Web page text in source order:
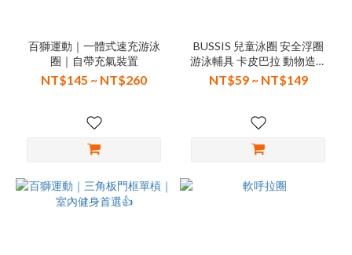
百獅運動｜一體式速充游泳
圈｜自帶充氣裝置
NT$145 ~ NT$260
BUSSIS 兒童泳圈 安全浮圈
游泳輔具 卡皮巴拉 動物造型
夏日玩水必備
NT$59 ~ NT$149